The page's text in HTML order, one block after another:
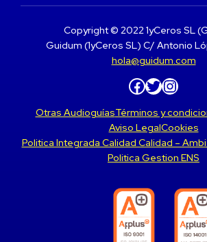
Copyright © 2022 1yCeros SL
Guidum (1yCeros SL) C/ Antonio
hola@guidum.com
Facebook Twitter Instagram
Otras AudioguíasTérminos y
Aviso LegalCookies
Politica Integrada Calidad Calidad –
Politica Gestion ENS